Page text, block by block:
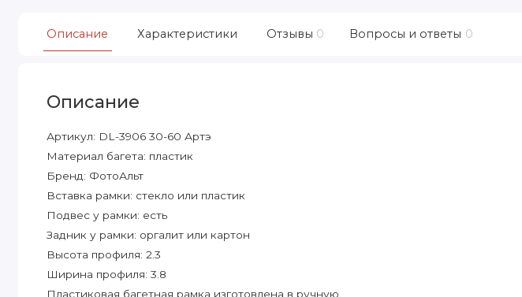
Описание Характеристики Отзывы 0 Вопросы и ответы 0
Описание
Артикул: DL-3906 30-60 Артэ
Материал багета: пластик
Бренд: ФотоАльт
Вставка рамки: стекло или пластик
Подвес у рамки: есть
Задник у рамки: оргалит или картон
Высота профиля: 2.3
Ширина профиля: 3.8
Пластиковая багетная рамка изготовлена в ручную.